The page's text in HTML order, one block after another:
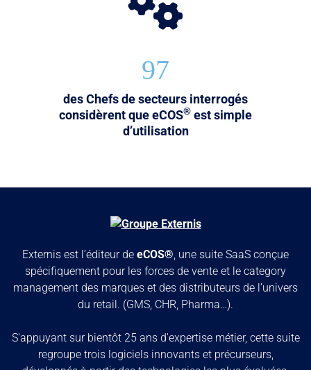
97
des Chefs de secteurs interrogés
considèrent que eCOS® est simple
d’utilisation
Externis est l’éditeur de eCOS® , une suite SaaS conçue
spécifiquement pour les forces de vente et le category
management des marques et des distributeurs de l’univers
du retail. (GMS, CHR, Pharma…).
S'appuyant sur bientôt 25 ans d'expertise métier, cette suite
regroupe trois logiciels innovants et précurseurs,